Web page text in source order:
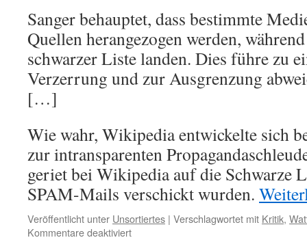
Sanger behauptet, dass bestimmte
Quellen herangezogen werden,
schwarzer Liste landen. Dies führe zu
Verzerrung und zur Ausgrenzung
[…]
Wie wahr, Wikipedia entwickelte sich
zur intransparenten
geriet bei Wikipedia auf die Schwarze
SPAM-Mails verschickt wurden.
Veröffentlicht unter Unsortiertes | Verschlagwortet mit Kritik,
Kommentare deaktiviertfür